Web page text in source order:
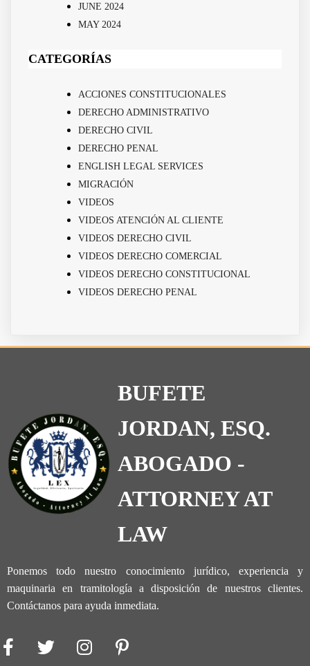
JUNE 2024
MAY 2024
CATEGORÍAS
ACCIONES CONSTITUCIONALES
DERECHO ADMINISTRATIVO
DERECHO CIVIL
DERECHO PENAL
ENGLISH LEGAL SERVICES
MIGRACIÓN
VIDEOS
VIDEOS ATENCIÓN AL CLIENTE
VIDEOS DERECHO CIVIL
VIDEOS DERECHO COMERCIAL
VIDEOS DERECHO CONSTITUCIONAL
VIDEOS DERECHO PENAL
BUFETE
JORDAN, ESQ.
ABOGADO -
ATTORNEY AT
LAW
Ponemos todo nuestro conocimiento jurídico, experiencia y
maquinaria en tramitología a disposición de nuestros clientes.
Contáctanos para ayuda inmediata.